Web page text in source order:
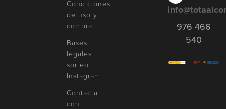
Condiciones
de uso y
compra
Bases
legales
sorteo
Instagram
Contacta
con
976 466
540